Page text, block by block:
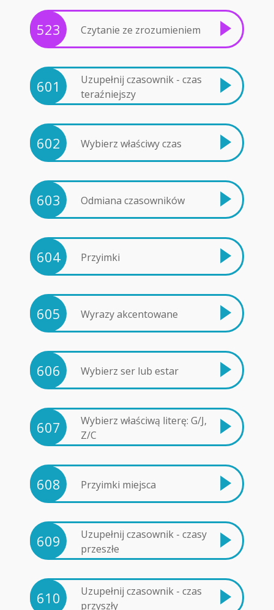
523 Czytanie ze zrozumieniem
601
Uzupełnij czasownik - czas
teraźniejszy
602 Wybierz właściwy czas
603 Odmiana czasowników
604 Przyimki
605 Wyrazy akcentowane
606 Wybierz ser lub estar
607
Wybierz właściwą literę: G/J,
Z/C
608 Przyimki miejsca
609
Uzupełnij czasownik - czasy
przeszłe
610
Uzupełnij czasownik - czas
przyszły